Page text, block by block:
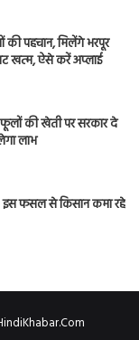
की पहचान, मिलेंगे भरपूर
खत्म, ऐसे करें अप्लाई
की खेती पर सरकार दे
लाभ
इस फसल से किसान कमा रहे